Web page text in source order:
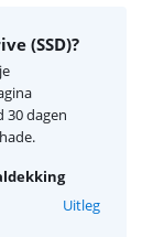
(SSD)?
30 dagen
Uitleg